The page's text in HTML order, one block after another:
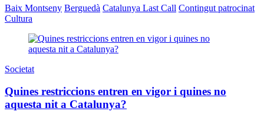
Baix Montseny Berguedà Catalunya Last Call Contingut patrocinat
Cultura
Societat
Quines restriccions entren en vigor i quines no
aquesta nit a Catalunya?